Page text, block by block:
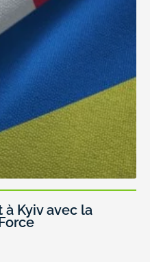
Kyiv avec la